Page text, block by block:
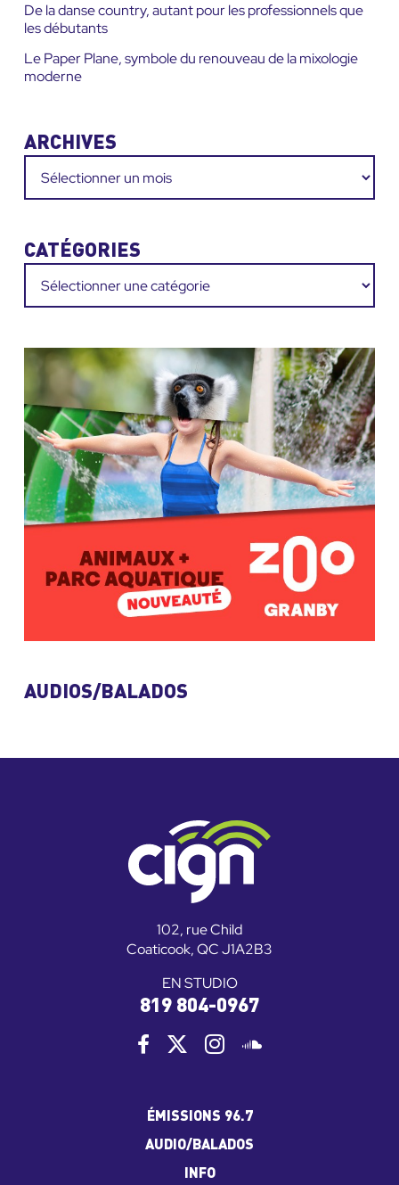
De la danse country, autant pour les professionnels que
les débutants
Le Paper Plane, symbole du renouveau de la mixologie
moderne
ARCHIVES
Archives
CATÉGORIES
Catégories
AUDIOS/BALADOS
102, rue Child
Coaticook, QC J1A2B3
EN STUDIO
819 804-0967
ÉMISSIONS 96.7
AUDIO/BALADOS
INFO